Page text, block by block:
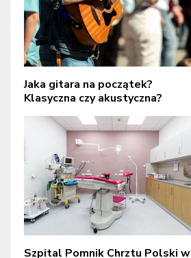
Jaka gitara na początek?
Klasyczna czy akustyczna?
Szpital Pomnik Chrztu Polski w